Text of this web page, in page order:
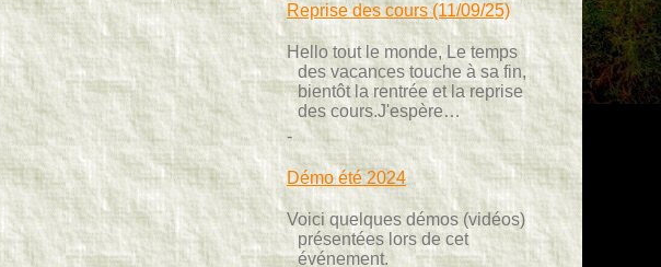
Reprise des cours (11/09/25)
Hello tout le monde, Le temps
des vacances touche à sa fin,
bientôt la rentrée et la reprise
des cours.J'espère…
Démo été 2024
Voici quelques démos (vidéos)
présentées lors de cet
événement.